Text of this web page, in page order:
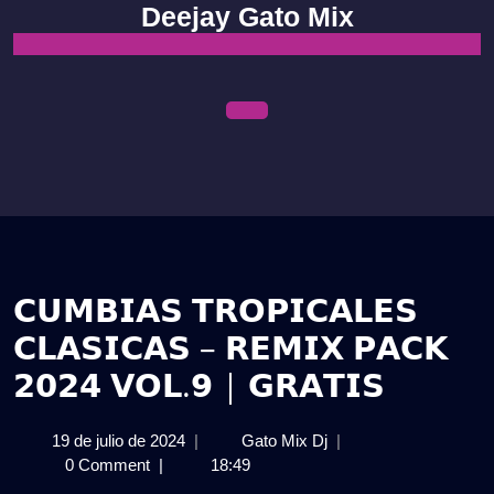
content
Deejay Gato Mix
𝗖𝗨𝗠𝗕𝗜𝗔𝗦 𝗧𝗥𝗢𝗣𝗜𝗖𝗔𝗟𝗘𝗦
𝗖𝗟𝗔𝗦𝗜𝗖𝗔𝗦 – 𝗥𝗘𝗠𝗜𝗫 𝗣𝗔𝗖𝗞
𝟮𝟬𝟮𝟰 𝗩𝗢𝗟.𝟵 | 𝗚𝗥𝗔𝗧𝗜𝗦
19 de julio de 202419| Gato Mix Dj𝗖𝗨𝗠𝗕𝗜𝗔𝗦
|
0 Comment | 18:49